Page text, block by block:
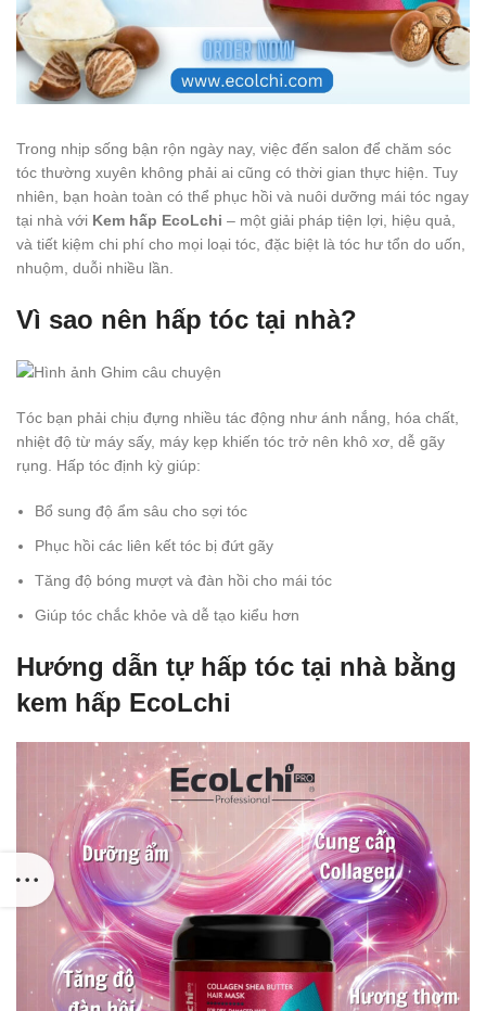
Trong nhịp sống bận rộn ngày nay, việc đến salon để chăm sóc
tóc thường xuyên không phải ai cũng có thời gian thực hiện. Tuy
nhiên, bạn hoàn toàn có thể phục hồi và nuôi dưỡng mái tóc ngay
tại nhà với Kem hấp EcoLchi – một giải pháp tiện lợi, hiệu quả,
và tiết kiệm chi phí cho mọi loại tóc, đặc biệt là tóc hư tổn do uốn,
nhuộm, duỗi nhiều lần.
Vì sao nên hấp tóc tại nhà?
Tóc bạn phải chịu đựng nhiều tác động như ánh nắng, hóa chất,
nhiệt độ từ máy sấy, máy kẹp khiến tóc trở nên khô xơ, dễ gãy
rụng. Hấp tóc định kỳ giúp:
Bổ sung độ ẩm sâu cho sợi tóc
Phục hồi các liên kết tóc bị đứt gãy
Tăng độ bóng mượt và đàn hồi cho mái tóc
Giúp tóc chắc khỏe và dễ tạo kiểu hơn
Hướng dẫn tự hấp tóc tại nhà bằng
kem hấp EcoLchi